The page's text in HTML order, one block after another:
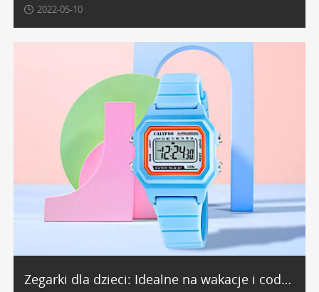
2022-05-10
Zegarki dla dzieci: Idealne na wakacje i codzienne przygody